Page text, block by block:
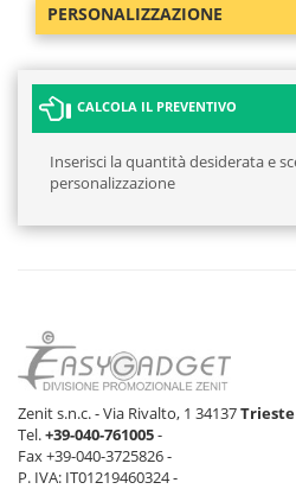
PERSONALIZZAZIONE
CALCOLA IL PREVENTIVO
Inserisci la quantità desiderata e
personalizzazione
Zenit s.n.c. - Via Rivalto, 1 34137Trieste
Tel.+39-040-761005-
Fax +39-040-3725826 -
P. IVA: IT01219460324 -